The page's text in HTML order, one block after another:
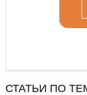
СТАТЬИ ПО